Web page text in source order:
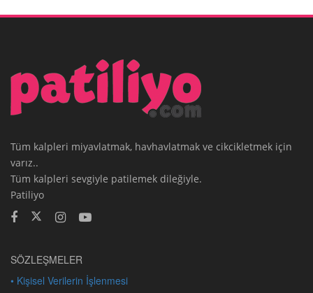
Tüm kalpleri miyavlatmak, havhavlatmak ve cikcikletmek için
varız..
Tüm kalpleri sevgiyle patilemek dileğiyle.
Patiliyo
SÖZLEŞMELER
• Kişisel Verilerin İşlenmesi